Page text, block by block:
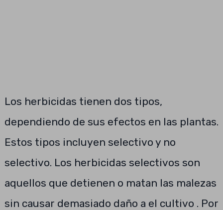
Los herbicidas tienen dos tipos,
dependiendo de sus efectos en las plantas.
Estos tipos incluyen selectivo y no
selectivo. Los herbicidas selectivos son
aquellos que detienen o matan las malezas
sin causar demasiado daño a el cultivo . Por